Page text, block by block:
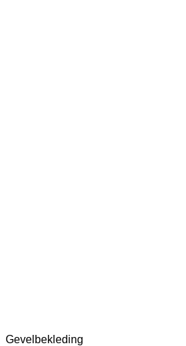
Gevelbekleding